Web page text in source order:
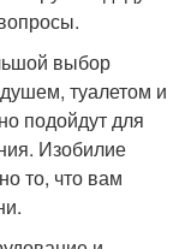
выбор
туалетом и
подойдут для
Изобилие
то, что вам